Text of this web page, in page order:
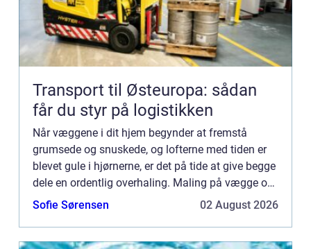
Transport til Østeuropa: sådan
får du styr på logistikken
Når væggene i dit hjem begynder at fremstå
grumsede og snuskede, og lofterne med tiden er
blevet gule i hjørnerne, er det på tide at give begge
dele en ordentlig overhaling. Maling på vægge og
i lofter skal med jævne mellemrum friskes op.
Sofie Sørensen 02 August 2026